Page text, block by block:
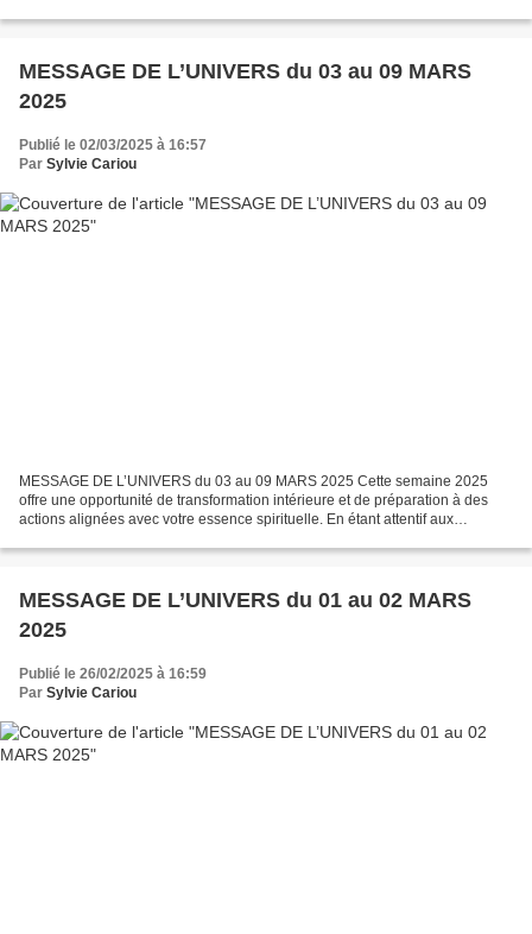
MESSAGE DE L’UNIVERS du 03 au 09 MARS
2025
Publié le 02/03/2025 à 16:57
Par Sylvie Cariou
MESSAGE DE L’UNIVERS du 03 au 09 MARS 2025 Cette semaine 2025
offre une opportunité de transformation intérieure et de préparation à des
actions alignées avec votre essence spirituelle. En étant attentif aux
MESSAGE DE L’UNIVERS du 01 au 02 MARS
2025
Publié le 26/02/2025 à 16:59
Par Sylvie Cariou